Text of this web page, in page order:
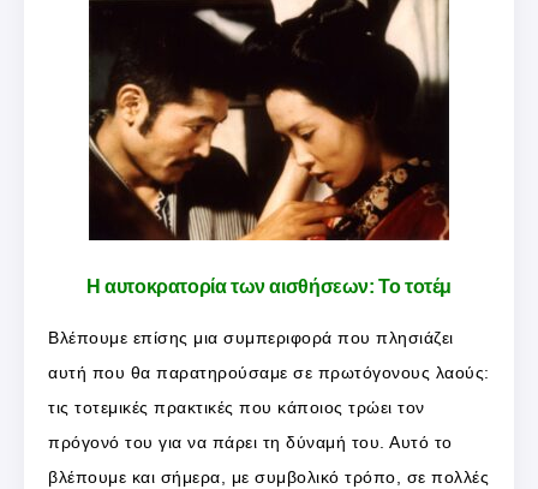
Η αυτοκρατορία των αισθήσεων: Το τοτέμ
Βλέπουμε επίσης μια συμπεριφορά που πλησιάζει
αυτή που θα παρατηρούσαμε σε πρωτόγονους λαούς:
τις τοτεμικές πρακτικές που κάποιος τρώει τον
πρόγονό του για να πάρει τη δύναμή του. Αυτό το
βλέπουμε και σήμερα, με συμβολικό τρόπο, σε πολλές